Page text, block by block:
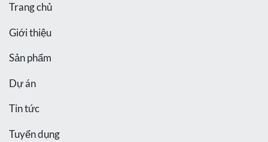
Trang chủ
Giới thiệu
Sản phẩm
Dự án
Tin tức
Tuyển dụng